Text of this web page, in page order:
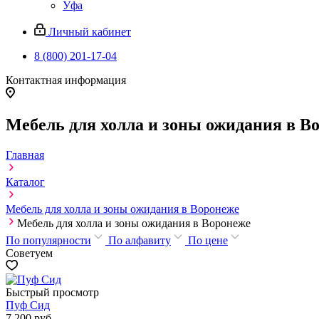
Уфа
Личный кабинет
8 (800) 201-17-04
Контактная информация
Мебель для холла и зоны ожидания в
Главная
Каталог
Мебель для холла и зоны ожидания в Воронеже
Мебель для холла и зоны ожидания в Воронеже
По популярности
По алфавиту
По цене
Советуем
Быстрый просмотр
Пуф Сид